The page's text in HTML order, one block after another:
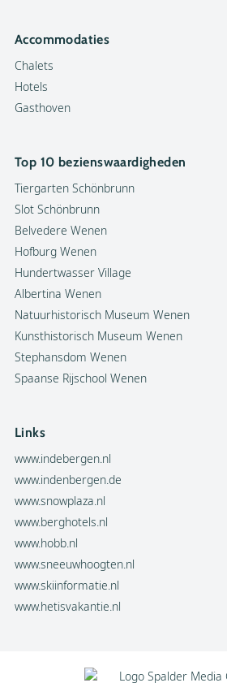
Accommodaties
Chalets
Hotels
Gasthoven
Top 10 bezienswaardigheden
Tiergarten Schönbrunn
Slot Schönbrunn
Belvedere Wenen
Hofburg Wenen
Hundertwasser Village
Albertina Wenen
Natuurhistorisch Museum Wenen
Kunsthistorisch Museum Wenen
Stephansdom Wenen
Spaanse Rijschool Wenen
Links
www.indebergen.nl
www.indenbergen.de
www.snowplaza.nl
www.berghotels.nl
www.hobb.nl
www.sneeuwhoogten.nl
www.skiinformatie.nl
www.hetisvakantie.nl